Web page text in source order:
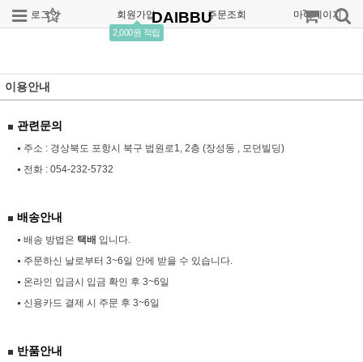
로그인 회원가입
2,000원 적립
주문조회 마이페이지
DAIBBU
이용안내
관련문의
주소 : 경상북도 포항시 북구 법원로1, 2층 (장성동 , 모던빌딩)
전화 : 054-232-5732
배송안내
배송 방법은 택배 입니다.
주문하신 날로부터 3~6일 안에 받을 수 있습니다.
온라인 입금시 입금 확인 후 3~6일
신용카드 결제 시 주문 후 3~6일
반품안내